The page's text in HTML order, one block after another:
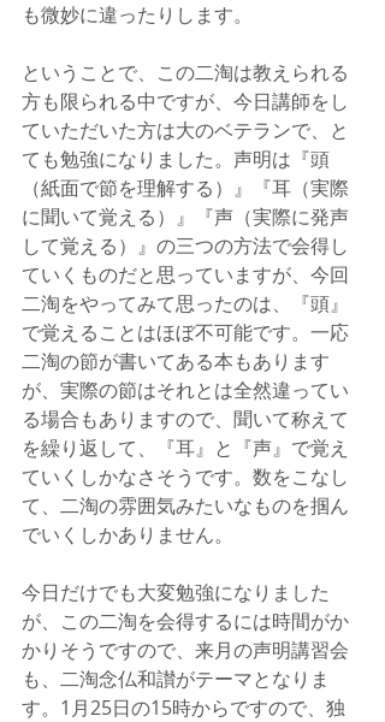
も微妙に違ったりします。
ということで、この二淘は教えられる
方も限られる中ですが、今日講師をし
ていただいた方は大のベテランで、と
ても勉強になりました。声明は『頭
（紙面で節を理解する）』『耳（実際
に聞いて覚える）』『声（実際に発声
して覚える）』の三つの方法で会得し
ていくものだと思っていますが、今回
二淘をやってみて思ったのは、『頭』
で覚えることはほぼ不可能です。一応
二淘の節が書いてある本もあります
が、実際の節はそれとは全然違ってい
る場合もありますので、聞いて称えて
を繰り返して、『耳』と『声』で覚え
ていくしかなさそうです。数をこなし
て、二淘の雰囲気みたいなものを掴ん
でいくしかありません。
今日だけでも大変勉強になりました
が、この二淘を会得するには時間がか
かりそうですので、来月の声明講習会
も、二淘念仏和讃がテーマとなりま
す。1月25日の15時からですので、独